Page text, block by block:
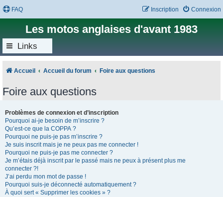
FAQ Connexion
Inscription
Les motos anglaises d'avant 1983
Links
Accueil Accueil du forum Foire aux questions
Foire aux questions
Problèmes de connexion et d’inscription
Pourquoi ai-je besoin de m’inscrire ?
Qu’est-ce que la COPPA ?
Pourquoi ne puis-je pas m’inscrire ?
Je suis inscrit mais je ne peux pas me connecter !
Pourquoi ne puis-je pas me connecter ?
Je m’étais déjà inscrit par le passé mais ne peux à présent plus me
connecter ?!
J’ai perdu mon mot de passe !
Pourquoi suis-je déconnecté automatiquement ?
À quoi sert « Supprimer les cookies » ?